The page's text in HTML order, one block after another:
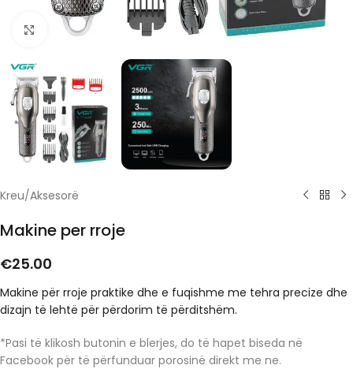
Click to enlarge
Kreu/Aksesorë
Makine per rroje
€25.00
Makine për rroje praktike dhe e fuqishme me tehra precize dhe
dizajn të lehtë për përdorim të përditshëm.
*Pasi të klikosh butonin e blerjes, do të hapet biseda në
Facebook për të përfunduar porosinë direkt me ne.